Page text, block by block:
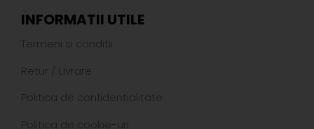
INFORMATII UTILE
Termeni si conditii
Retur / Livrare
Politica de confidentialitate
Politica de cookie-uri